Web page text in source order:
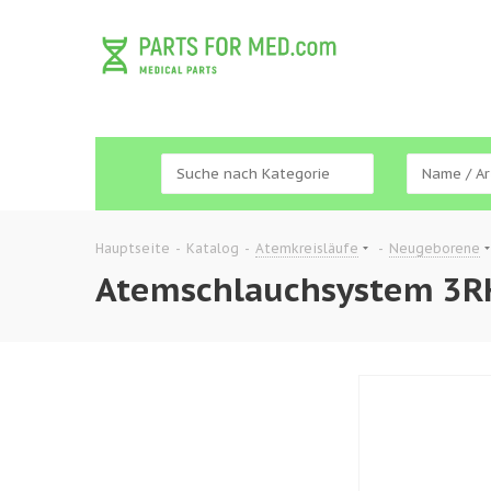
Hauptseite - Katalog - Atemkreisläufe - Neugeborene
Atemschlauchsystem